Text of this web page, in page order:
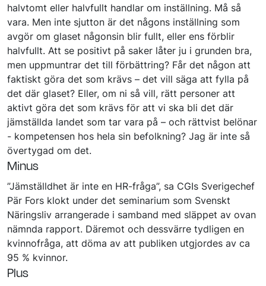
halvtomt eller halvfullt handlar om inställning. Må så
vara. Men inte sjutton är det någons inställning som
avgör om glaset någonsin blir fullt, eller ens förblir
halvfullt. Att se positivt på saker låter ju i grunden bra,
men uppmuntrar det till förbättring? Får det någon att
faktiskt göra det som krävs – det vill säga att fylla på
det där glaset? Eller, om ni så vill, rätt personer att
aktivt göra det som krävs för att vi ska bli det där
jämställda landet som tar vara på – och rättvist belönar
- kompetensen hos hela sin befolkning? Jag är inte så
övertygad om det.
Minus
”Jämställdhet är inte en HR-fråga”, sa CGIs Sverigechef
Pär Fors klokt under det seminarium som Svenskt
Näringsliv arrangerade i samband med släppet av ovan
nämnda rapport. Däremot och dessvärre tydligen en
kvinnofråga, att döma av att publiken utgjordes av ca
95 % kvinnor.
Plus